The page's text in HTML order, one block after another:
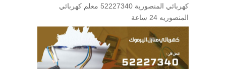
كهربائي المنصورية 52227340 معلم كهربائي
المنصوريه 24 ساعة